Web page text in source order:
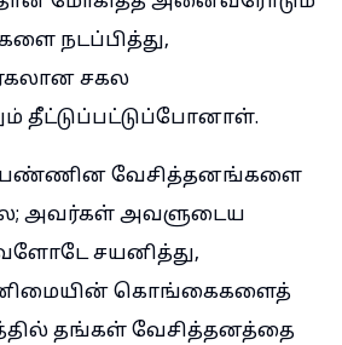
நடப்பித்து,
சகல
தீட்டுப்பட்டுப்போனாள்.
வேசித்தனங்களை
அவர்கள் அவளுடைய
சயனித்து,
கொங்கைகளைத்
தங்கள் வேசித்தனத்தை